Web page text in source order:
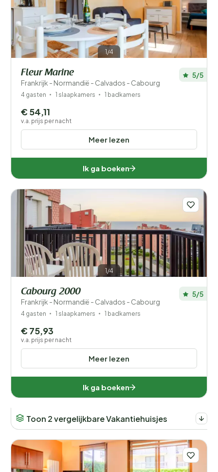
1/4
Fleur Marine
Frankrijk - Normandië - Calvados - Cabourg
5/5
4 gasten 1 slaapkamers 1 badkamers
Meer lezen
€ 54,11
v.a. prijs per nacht
Ik ga boeken
1/4
Cabourg 2000
Frankrijk - Normandië - Calvados - Cabourg
5/5
4 gasten 1 slaapkamers 1 badkamers
Meer lezen
€ 75,93
v.a. prijs per nacht
Ik ga boeken
Toon 2 vergelijkbare Vakantiehuisjes